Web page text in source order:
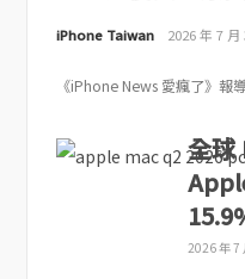
iPhone Taiwan 2026 年 7 月
《iPhone News 愛瘋了》報
全球
2026 年 7